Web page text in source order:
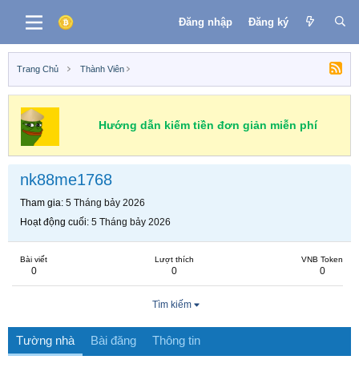
Đăng nhập Đăng ký
Trang Chủ Thành Viên
Hướng dẫn kiếm tiền đơn giản miễn phí
nk88me1768
Tham gia 5 Tháng bảy 2026
Hoạt động cuối 5 Tháng bảy 2026
Bài viết
0
Lượt thích
0
VNB Token
0
Tìm kiếm
Tường nhà Bài đăng Thông tin